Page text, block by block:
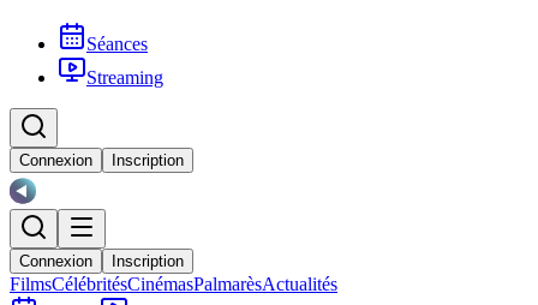
Séances
Streaming
Connexion Inscription
Connexion Inscription
FilmsCélébritésCinémasPalmarèsActualités